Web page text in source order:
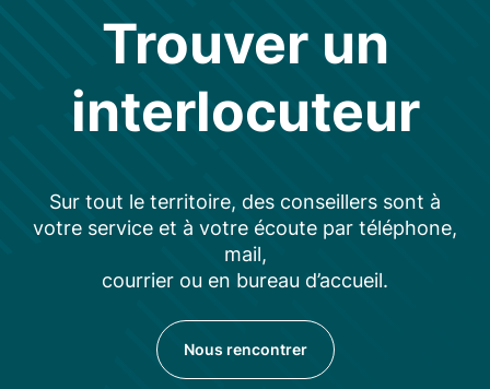
Trouver un
interlocuteur
Sur tout le territoire, des conseillers sont à
votre service et à votre écoute par téléphone,
mail,
courrier ou en bureau d’accueil.
Nous rencontrer